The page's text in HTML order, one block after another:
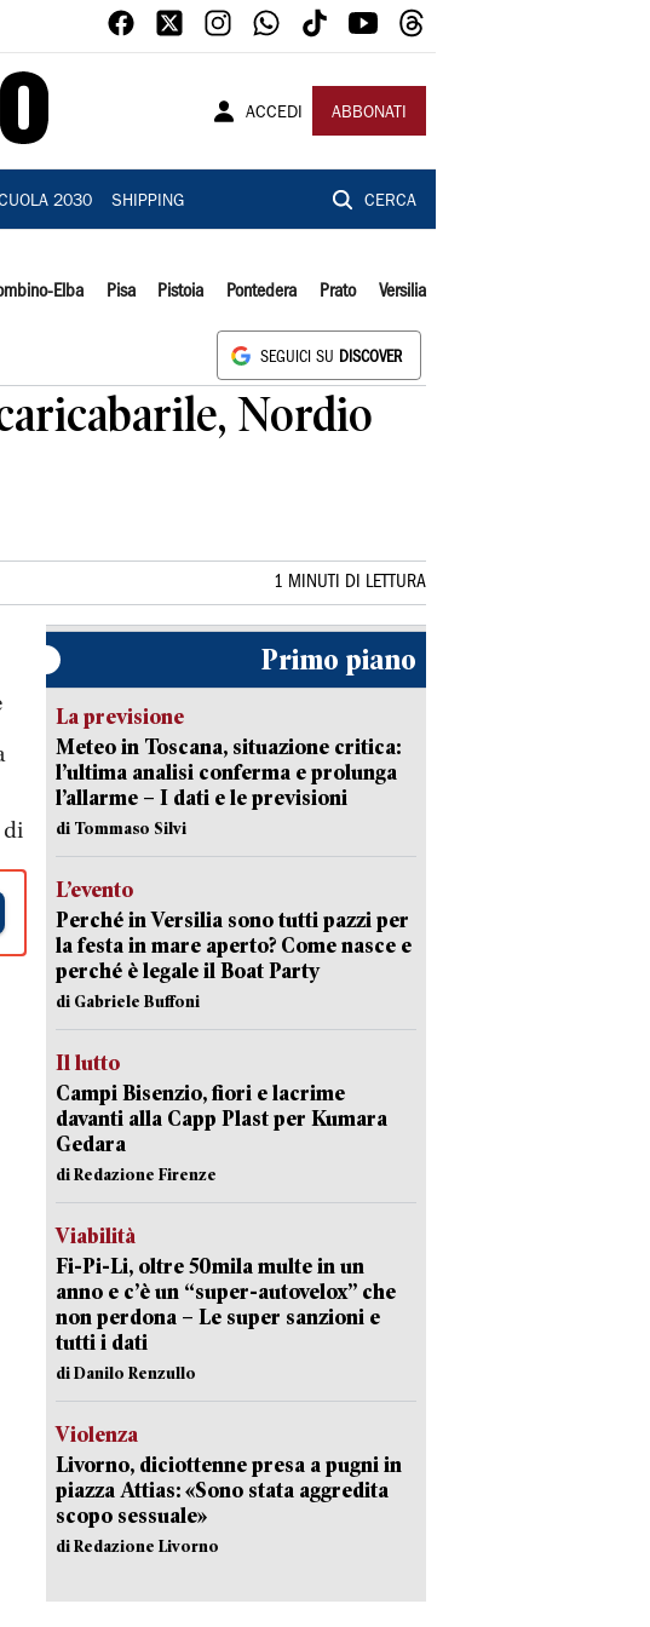
ACCEDI ABBONATI
2030 SHIPPING CERCA
Elba Pisa Pistoia Pontedera Prato Versilia
SEGUICI SU DISCOVER
Nordio
1 MINUTI DI LETTURA
di
Primo piano
La previsione
Meteo in Toscana, situazione critica:
l’ultima analisi conferma e prolunga
l’allarme – I dati e le previsioni
di Tommaso Silvi
L’evento
Perché in Versilia sono tutti pazzi per
la festa in mare aperto? Come nasce e
perché è legale il Boat Party
di Gabriele Buffoni
Il lutto
Campi Bisenzio, fiori e lacrime
davanti alla Capp Plast per Kumara
Gedara
di Redazione Firenze
Viabilità
Fi-Pi-Li, oltre 50mila multe in un
anno e c’è un “super-autovelox” che
non perdona – Le super sanzioni e
tutti i dati
di Danilo Renzullo
Violenza
Livorno, diciottenne presa a pugni in
piazza Attias: «Sono stata aggredita
scopo sessuale»
di Redazione Livorno